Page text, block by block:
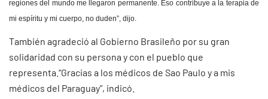
regiones del mundo me llegaron permanente. Eso contribuye a la terapia de
mi espíritu y mi cuerpo, no duden”, dijo.
También agradeció al Gobierno Brasileño por su gran
solidaridad con su persona y con el pueblo que
representa.“Gracias a los médicos de Sao Paulo y a mis
médicos del Paraguay”, indicó.